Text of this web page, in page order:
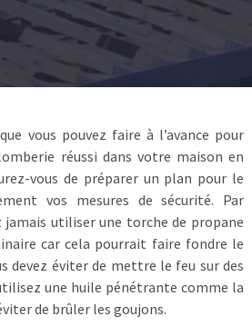
vous pouvez faire à l’avance pour
réussi dans votre maison en
vous de préparer un plan pour le
vos mesures de sécurité. Par
jamais utiliser une torche de propane
car cela pourrait faire fondre le
devez éviter de mettre le feu sur des
une huile pénétrante comme la
de brûler les goujons.